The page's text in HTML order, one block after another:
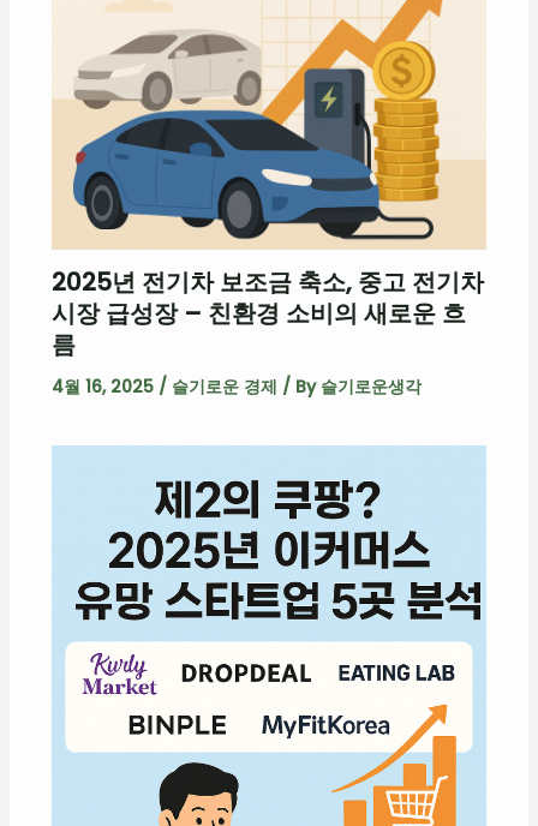
2025년 전기차 보조금 축소, 중고 전기차
시장 급성장 – 친환경 소비의 새로운 흐
름
4월 16, 2025 / 슬기로운 경제 / By 슬기로운생각